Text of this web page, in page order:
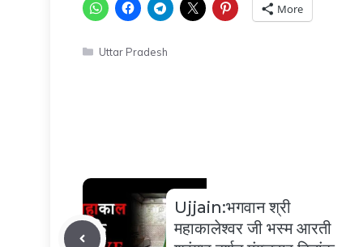
More
Categories
Uttar Pradesh
Ujjain:भगवान श्री
महाकालेश्वर जी भस्म आरती